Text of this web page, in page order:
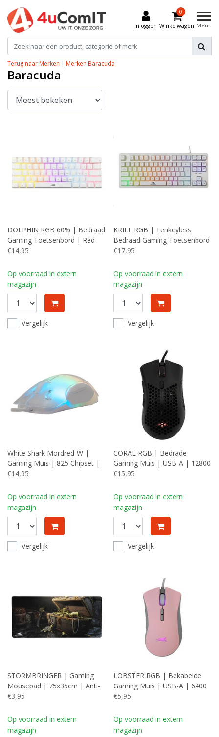
Inloggen
0
Winkelwagen Menu
Terug naar Merken | Merken Baracuda
Baracuda
DOLPHIN RGB 60% | Bedraad
Gaming Toetsenbord | Red
Switches | Anti-Ghosting |
€14,95
Op voorraad in extern
magazijn
Vergelijk
KRILL RGB | Tenkeyless
Bedraad Gaming Toetsenbord
| QWERTY | Wit
€17,95
Op voorraad in extern
magazijn
Vergelijk
White Shark Mordred-W |
Gaming Muis | 825 Chipset |
RGB Verlichting | 12.800 DPI |
€14,95
Op voorraad in extern
magazijn
Vergelijk
CORAL RGB | Bedrade
Gaming Muis | USB-A | 12800
DPI | Zwart
€15,95
Op voorraad in extern
magazijn
Vergelijk
STORMBRINGER | Gaming
Mousepad | 75x35cm | Anti-
slip
€3,95
Op voorraad in extern
magazijn
LOBSTER RGB | Bekabelde
Gaming Muis | USB-A | 6400
DPI | Roze
€5,95
Op voorraad in extern
magazijn